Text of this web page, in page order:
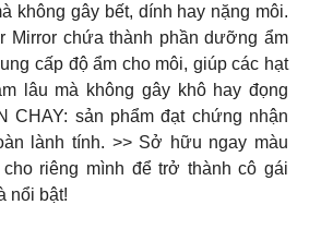
không gây bết, dính hay nặng môi.
Mirror chứa thành phần dưỡng ẩm
cấp độ ẩm cho môi, giúp các hạt
lâu mà không gây khô hay đọng
CHAY: sản phẩm đạt chứng nhận
lành tính. >> Sở hữu ngay màu
cho riêng mình để trở thành cô gái
nổi bật!